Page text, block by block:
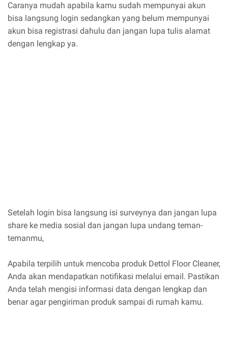
Caranya mudah apabila kamu sudah mempunyai akun
bisa langsung login sedangkan yang belum mempunyai
akun bisa registrasi dahulu dan jangan lupa tulis alamat
dengan lengkap ya.
Setelah login bisa langsung isi surveynya dan jangan lupa
share ke media sosial dan jangan lupa undang teman-
temanmu,
Apabila terpilih untuk mencoba produk Dettol Floor Cleaner,
Anda akan mendapatkan notifikasi melalui email. Pastikan
Anda telah mengisi informasi data dengan lengkap dan
benar agar pengiriman produk sampai di rumah kamu.